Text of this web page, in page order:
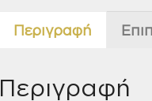
Περιγραφή
Περιγραφή